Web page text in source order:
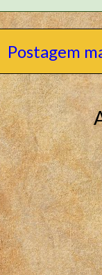
Postagem